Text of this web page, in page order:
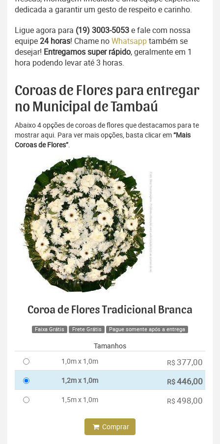
dedicada a garantir um gesto de respeito e carinho.
Ligue agora para (19) 3003-5053e fale com nossa
equipe24 horas! Chame noWhatsapptambém se
desejar! Entregamos super rápido, geralmente em 1
hora podendo levar até 3 horas.
Coroas de Flores para entregar
no Municipal de Tambaú
Abaixo 4 opções de coroas de flores que destacamos para te
mostrar aqui. Para ver mais opções, basta clicar em“Mais
Coroas de Flores”.
Coroa de Flores Tradicional Branca
Faixa Grátis Frete Grátis Pague somente após a entrega
Tamanhos
1,0m x 1,0m
R$ 377,00
1,2m x 1,0m R$446,00
1,5m x 1,0m R$ 498,00
Comprar